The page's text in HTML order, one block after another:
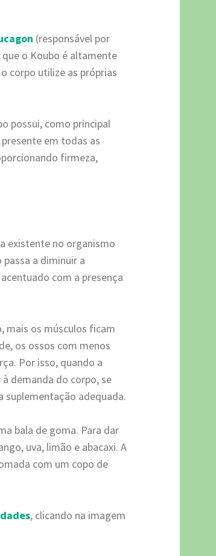
(responsável por
o Koubo é altamente
corpo utilize as próprias
possui, como principal
em todas as
firmeza,
existente no organismo
a diminuir a
com a presença
mais os músculos ficam
os ossos com menos
Por isso, quando a
demanda do corpo, se
suplementação adequada.
bala de goma. Para dar
uva, limão e abacaxi. A
com um copo de
, clicando na imagem